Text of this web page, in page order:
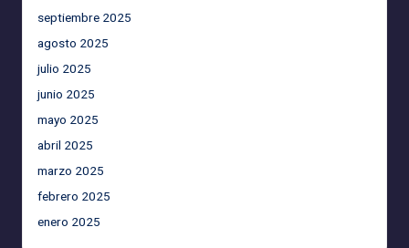
septiembre 2025
agosto 2025
julio 2025
junio 2025
mayo 2025
abril 2025
marzo 2025
febrero 2025
enero 2025